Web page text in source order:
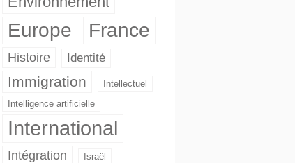
Europe France
Histoire Identité
Immigration
Intellectuel
Intelligence artificielle
International
Intégration Israël